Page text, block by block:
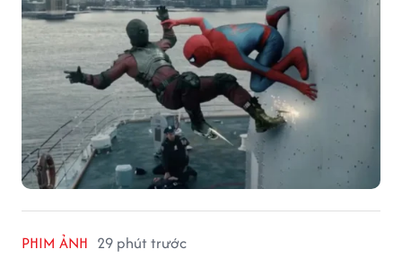
PHIM ẢNH 29 phút trước